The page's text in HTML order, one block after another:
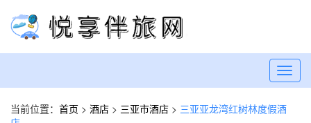
当前位置： 首页 > 酒店 > 三亚市酒店 > 三亚亚龙湾红树林度假酒